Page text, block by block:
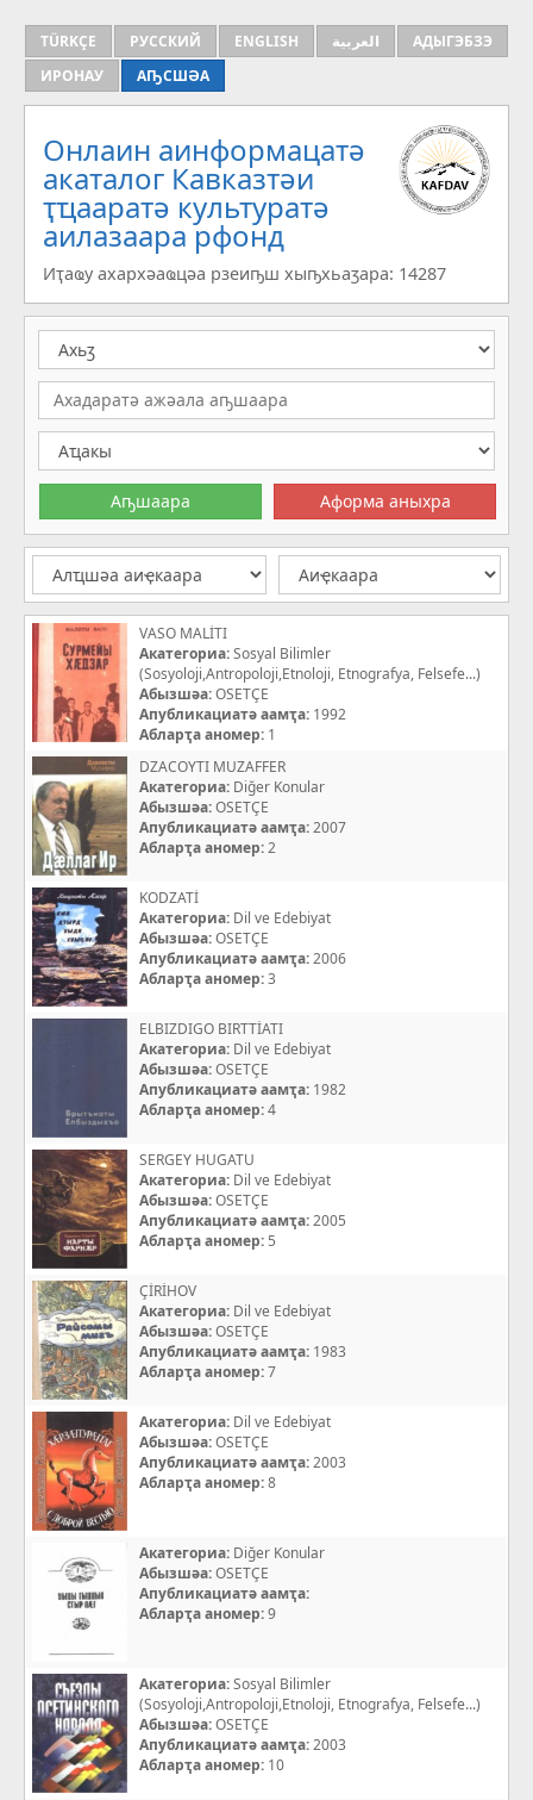
TÜRKÇE РУССКИЙ ENGLISH العربية
АДЫГЭБЗЭ
ИРОНАУ
АҦСШӘА
Онлаин аинформацатә
aкаталог Кавказтәи
ҭҵааратә культуратә
аилазаара рфонд
Иҭаҩу ахархәаҩцәа рзеиҧш хыҧхьаӡара: 14287
VASO MALİTI
Акатегориа:Sosyal Bilimler
(Sosyoloji,Antropoloji,Etnoloji, Etnografya, Felsefe...)
Абызшәа:OSETÇE
Апубликациатә аамҭа: 1992
Абларҭа аномер: 1
DZACOYTI MUZAFFER
Акатегориа: Diğer Konular
Абызшәа:OSETÇE
Апубликациатә аамҭа:2007
Абларҭа аномер:2
KODZATİ
Акатегориа: Dil ve Edebiyat
Абызшәа:OSETÇE
Апубликациатә аамҭа:2006
Абларҭа аномер:3
ELBIZDIGO BIRTTİATI
Акатегориа: Dil ve Edebiyat
Абызшәа:OSETÇE
Апубликациатә аамҭа: 1982
Абларҭа аномер:4
SERGEY HUGATU
Акатегориа: Dil ve Edebiyat
Абызшәа:OSETÇE
Апубликациатә аамҭа:2005
Абларҭа аномер: 5
ÇİRİHOV
Акатегориа: Dil ve Edebiyat
Абызшәа:OSETÇE
Апубликациатә аамҭа: 1983
Абларҭа аномер:7
Акатегориа: Dil ve Edebiyat
Абызшәа:OSETÇE
Апубликациатә аамҭа:2003
Абларҭа аномер:8
Акатегориа: Diğer Konular
Абызшәа:OSETÇE
Апубликациатә аамҭа:
Абларҭа аномер:9
Акатегориа:Sosyal Bilimler
(Sosyoloji,Antropoloji,Etnoloji, Etnografya, Felsefe...)
Абызшәа:OSETÇE
Апубликациатә аамҭа:2003
Абларҭа аномер: 10